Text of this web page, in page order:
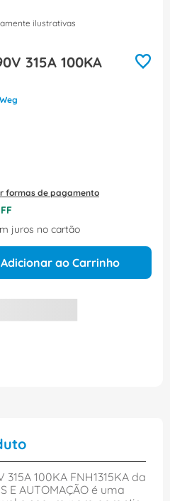
ilustrativas
315A 100KA
Weg
formas de pagamento
juros no cartão
Adicionar ao Carrinho
100KA FNH1315KA da
E AUTOMAÇÃO é uma